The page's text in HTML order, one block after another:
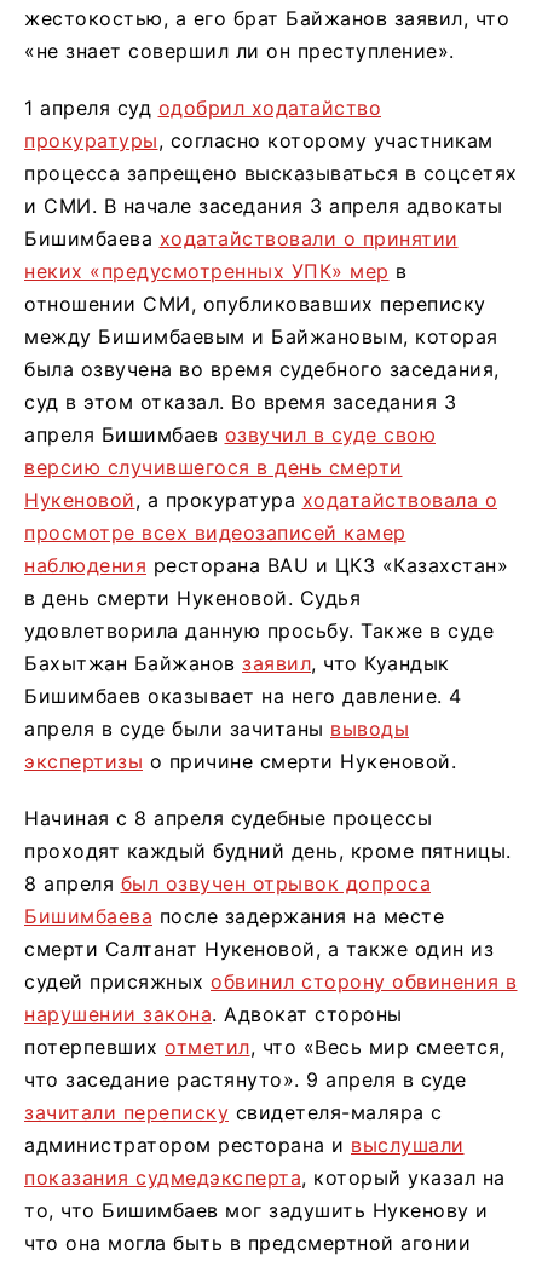
жестокостью, а его брат Байжанов заявил, что
«не знает совершил ли он преступление».
1 апреля суд одобрил ходатайство
прокуратуры, согласно которому участникам
процесса запрещено высказываться в соцсетях
и СМИ. В начале заседания 3 апреля адвокаты
Бишимбаева ходатайствовали о принятии
неких «предусмотренных УПК» мер в
отношении СМИ, опубликовавших переписку
между Бишимбаевым и Байжановым, которая
была озвучена во время судебного заседания,
суд в этом отказал. Во время заседания 3
апреля Бишимбаев озвучил в суде свою
версию случившегося в день смерти
Нукеновой, а прокуратура ходатайствовала о
просмотре всех видеозаписей камер
наблюдения ресторана BAU и ЦКЗ «Казахстан»
в день смерти Нукеновой. Судья
удовлетворила данную просьбу. Также в суде
Бахытжан Байжанов заявил, что Куандык
Бишимбаев оказывает на него давление. 4
апреля в суде были зачитаны выводы
экспертизы о причине смерти Нукеновой.
Начиная с 8 апреля судебные процессы
проходят каждый будний день, кроме пятницы.
8 апреля был озвучен отрывок допроса
Бишимбаева после задержания на месте
смерти Салтанат Нукеновой, а также один из
судей присяжных обвинил сторону обвинения в
нарушении закона. Адвокат стороны
потерпевших отметил, что «Весь мир смеется,
что заседание растянуто». 9 апреля в суде
зачитали переписку свидетеля-маляра с
администратором ресторана и выслушали
показания судмедэксперта, который указал на
то, что Бишимбаев мог задушить Нукенову и
что она могла быть в предсмертной агонии